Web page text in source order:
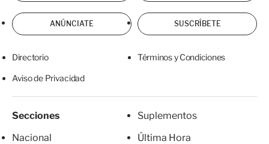
ANÚNCIATE SUSCRÍBETE
Directorio Términos y Condiciones
Aviso de Privacidad
Secciones
Nacional
Suplementos
Última Hora